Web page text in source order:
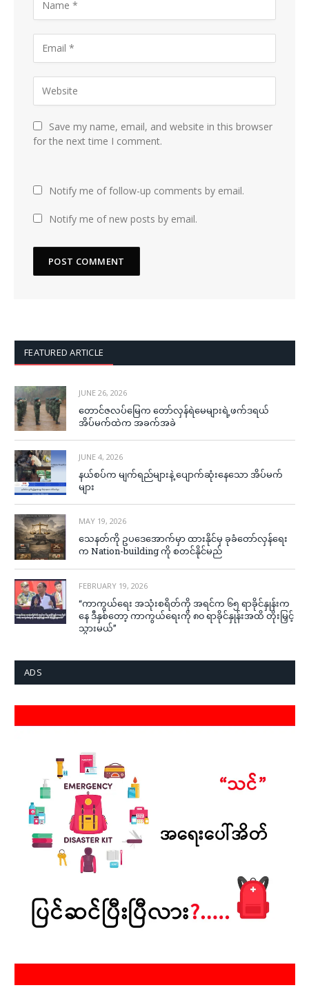
Save my name, email, and website in this browser
for the next time I comment.
Notify me of follow-up comments by email.
Notify me of new posts by email.
FEATURED ARTICLE
JUNE 26, 2026
တောင်ဇလပ်မြေက တော်လှန်ရဲမေများရဲ့ဖက်ဒရယ်
အိပ်မက်ထဲက အခက်အခဲ
JUNE 4, 2026
နယ်စပ်က မျက်ရည်များနဲ့ ပျောက်ဆုံးနေသော အိပ်မက်
များ
MAY 19, 2026
သေနတ်ကို ဥပဒေအောက်မှာ ထားနိုင်မှ ခုခံတော်လှန်ရေး
က Nation-building ကို စတင်နိုင်မည်
FEBRUARY 19, 2026
“ကာကွယ်ရေး အသုံးစရိတ်ကို အရင်က ၆၅ ရာခိုင်နှုန်းက
နေ ဒီနှစ်တော့ ကာကွယ်ရေးကို ၈၀ ရာခိုင်နှုန်းအထိ တိုးမြှင့်
သွားမယ်”
ADS